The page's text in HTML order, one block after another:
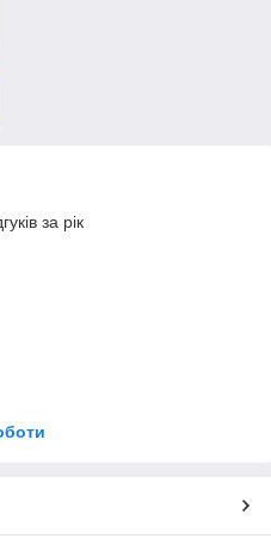
за рік